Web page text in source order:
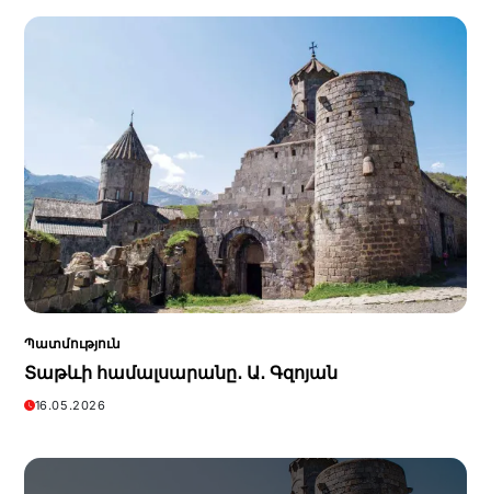
Պատմություն
Տաթևի համալսարանը․ Ա․ Գզոյան
16.05.2026